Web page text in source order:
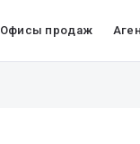
Офисы продаж